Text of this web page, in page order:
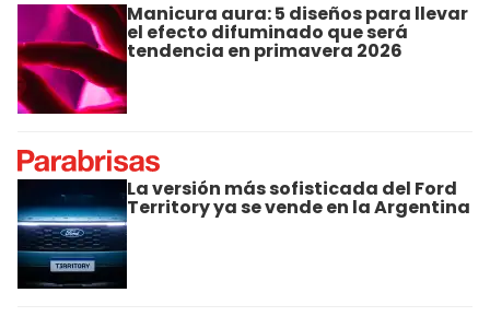
Manicura aura: 5 diseños para llevar
el efecto difuminado que será
tendencia en primavera 2026
La versión más sofisticada del Ford
Territory ya se vende en la Argentina